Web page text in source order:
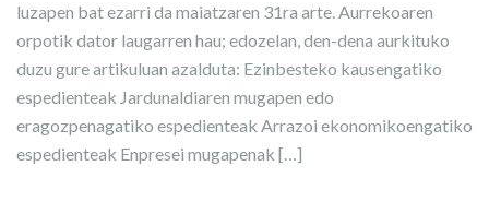
luzapen bat ezarri da maiatzaren 31ra arte. Aurrekoaren
orpotik dator laugarren hau; edozelan, den-dena aurkituko
duzu gure artikuluan azalduta: Ezinbesteko kausengatiko
espedienteak Jardunaldiaren mugapen edo
eragozpenagatiko espedienteak Arrazoi ekonomikoengatiko
espedienteak Enpresei mugapenak […]